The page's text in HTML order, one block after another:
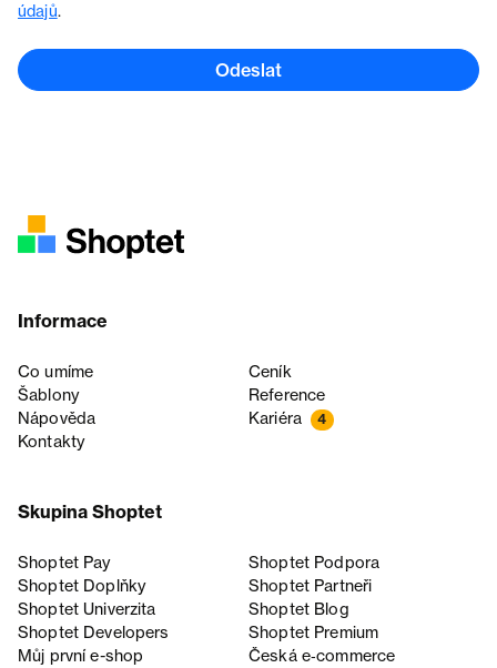
údajů.
Odeslat
Informace
Co umíme
Ceník
Šablony
Reference
Nápověda
Kariéra 4
Kontakty
Skupina Shoptet
Shoptet Pay
Shoptet Podpora
Shoptet Doplňky
Shoptet Partneři
Shoptet Univerzita
Shoptet Blog
Shoptet Developers
Shoptet Premium
Můj první e-shop
Česká e‑commerce